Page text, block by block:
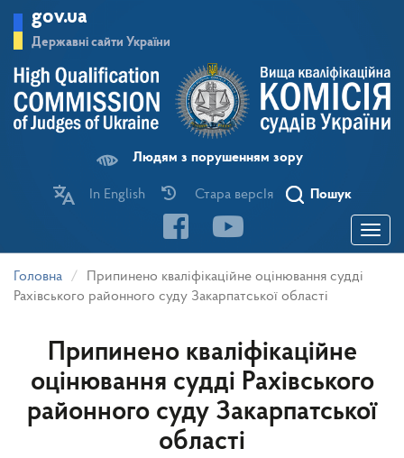
основного
матеріалу
gov.ua
Державні сайти України
Людям з порушенням зору
In English Стара версІя Пошук
Toggle
Головна
Припинено кваліфікаційне оцінювання судді
Рахівського районного суду Закарпатської області
Припинено кваліфікаційне
оцінювання судді Рахівського
районного суду Закарпатської
області